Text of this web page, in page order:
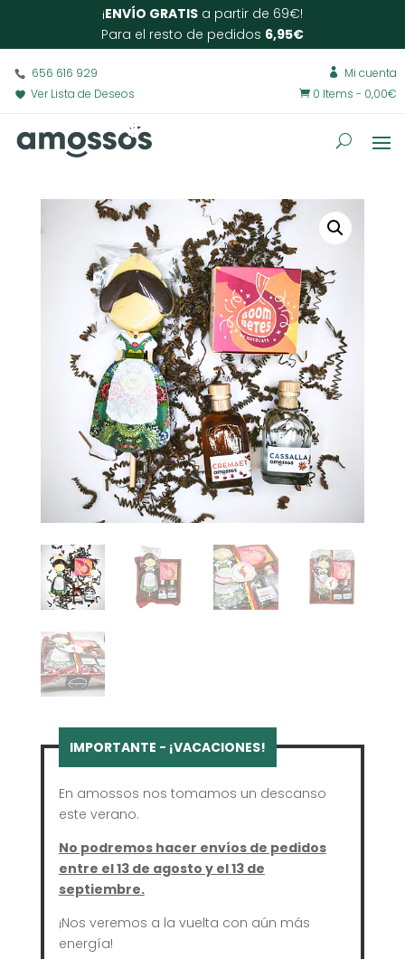
¡ENVÍO GRATIS a partir de 69€!
Para el resto de pedidos 6,95€
656 616 929
Ver Lista de Deseos
 Mi cuenta
 0 Items - 0,00€
En amossos nos tomamos un descanso
este verano.
No podremos hacer envíos de pedidos
entre el 13 de agosto y el 13 de
septiembre.
¡Nos veremos a la vuelta con aún más
energía!